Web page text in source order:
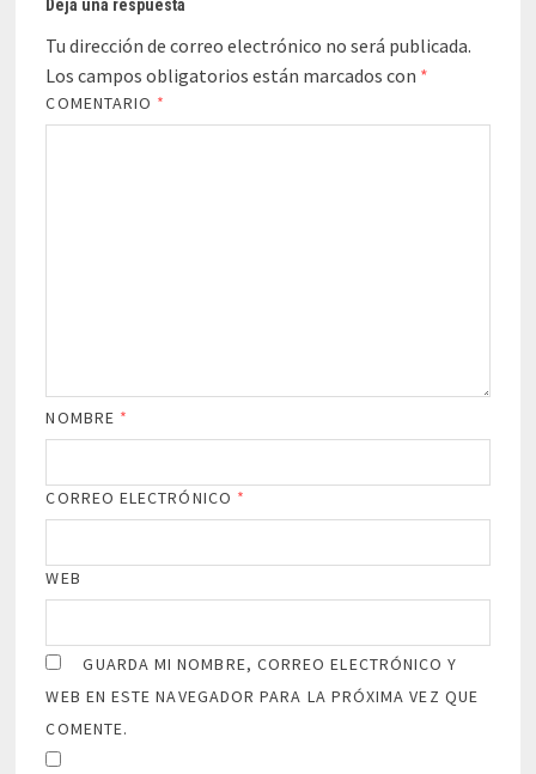
Deja una respuesta
Tu dirección de correo electrónico no será publicada.
Los campos obligatorios están marcados con *
COMENTARIO *
NOMBRE *
CORREO ELECTRÓNICO *
WEB
GUARDA MI NOMBRE, CORREO ELECTRÓNICO Y
WEB EN ESTE NAVEGADOR PARA LA PRÓXIMA VEZ QUE
COMENTE.